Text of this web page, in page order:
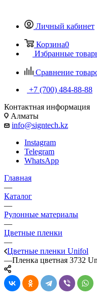
Личный кабинет
Корзина0
Избранные
Сравнение
+7 (700) 484-88-88
Контактная информация
Алматы
info@signtech.kz
Instagram
Telegram
WhatsApp
Главная
—
Каталог
—
Рулонные материалы
—
Цветные пленки
—
Цветные пленки Unifol
—Пленка цветная 3732